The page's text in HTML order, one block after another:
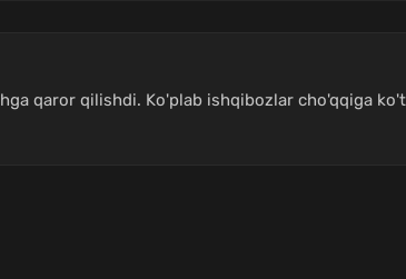
qaror qilishdi. Ko'plab ishqibozlar cho'qqiga